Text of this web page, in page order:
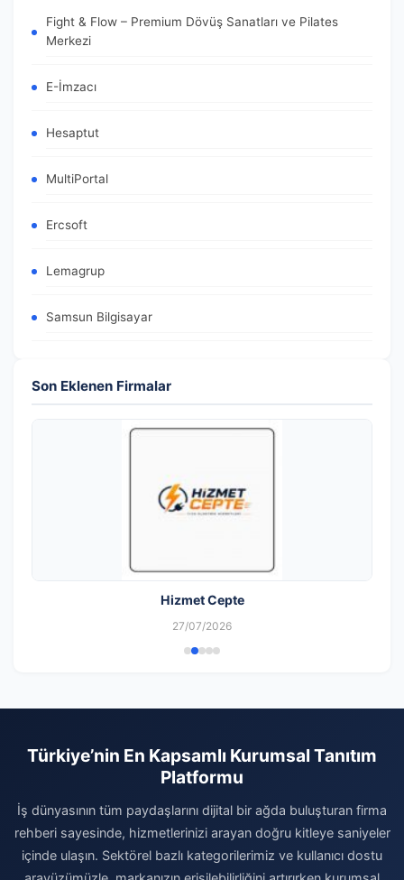
Fight & Flow – Premium Dövüş Sanatları ve Pilates
Merkezi
E-İmzacı
Hesaptut
MultiPortal
Ercsoft
Lemagrup
Samsun Bilgisayar
Son Eklenen Firmalar
Hizmet Cepte
27/07/2026
Türkiye’nin En Kapsamlı Kurumsal Tanıtım
Platformu
İş dünyasının tüm paydaşlarını dijital bir ağda buluşturan firma
rehberi sayesinde, hizmetlerinizi arayan doğru kitleye saniyeler
içinde ulaşın. Sektörel bazlı kategorilerimiz ve kullanıcı dostu